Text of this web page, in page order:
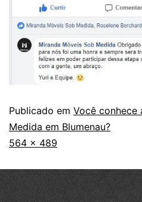
Publicado em Você conhece
Medida em Blumenau?
564 × 489